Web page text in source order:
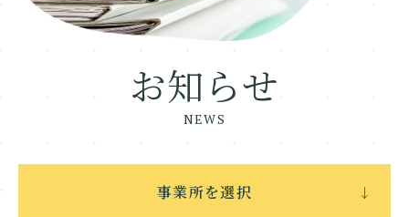
Office
各事業所ご案内
お知らせ
NEWS
事業所を選択